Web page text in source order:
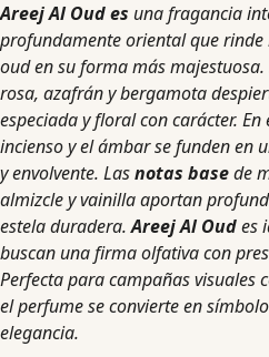
Areej Al Oud es una fragancia
profundamente oriental que
oud en su forma más majestuosa.
rosa, azafrán y bergamota
especiada y floral con carácter. En
incienso y el ámbar se funden en
y envolvente. Lasnotas basede
almizcle y vainilla aportan
estela duradera.Areej Al Oudes
buscan una firma olfativa con
Perfecta para campañas visuales
el perfume se convierte en
elegancia.